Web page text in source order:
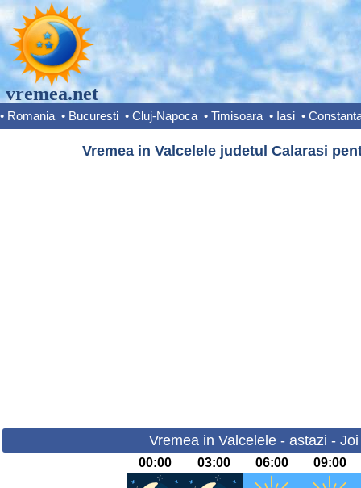
vremea.net
• Romania • Bucuresti • Cluj-Napoca • Timisoara • Iasi •
Vremea in Valcelele judetul Calarasi
Vremea in Valcelele - astazi -
00:00 03:00 06:00 09:00